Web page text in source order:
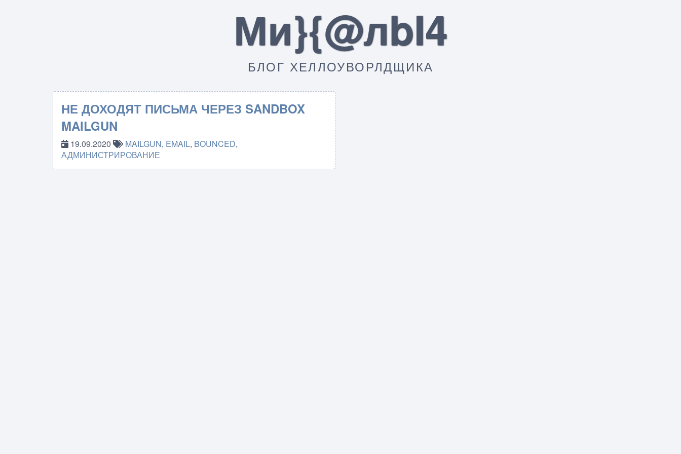
Ми}{@лbI4
БЛОГ ХЕЛЛОУВОРЛДЩИКА
НЕ ДОХОДЯТ ПИСЬМА ЧЕРЕЗ SANDBOX
MAILGUN
19.09.2020 MAILGUN, EMAIL, BOUNCED,
АДМИНИСТРИРОВАНИЕ